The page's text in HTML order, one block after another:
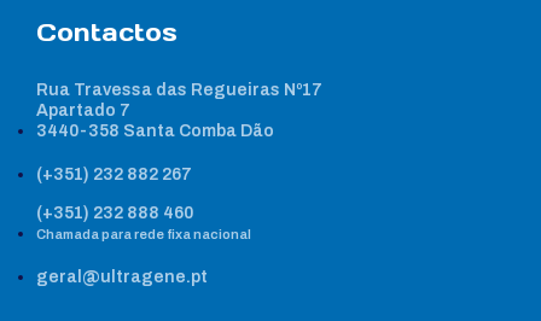
Contactos
Rua Travessa das Regueiras Nº17
Apartado 7
3440-358 Santa Comba Dão
(+351) 232 882 267
(+351) 232 888 460
Chamada para rede fixa nacional
geral@ultragene.pt